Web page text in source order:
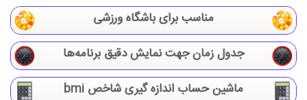
مناسب برای باشگاه ورزشی
جدول زمان جهت نمایش دقیق برنامه‌ها
ماشین حساب اندازه گیری شاخص bmi